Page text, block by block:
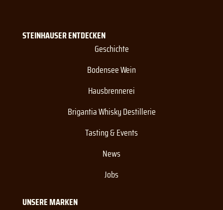
STEINHAUSER ENTDECKEN
Geschichte
Bodensee Wein
Hausbrennerei
Brigantia Whisky Destillerie
Tasting & Events
News
Jobs
UNSERE MARKEN